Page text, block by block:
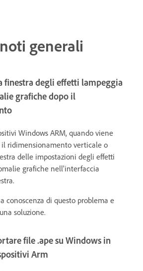
generali
finestra degli effetti lampeggia
grafiche dopo il
Windows ARM, quando viene
ridimensionamento verticale o
delle impostazioni degli effetti
grafiche nell'interfaccia
conoscenza di questo problema e
soluzione.
file .ape su Windows in
Arm